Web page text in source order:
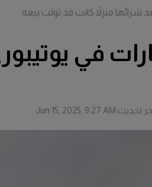
تحديث Jun 15, 2025, 9:27 AM
في
شرائها منزلاً كانت قد تولت بيعه